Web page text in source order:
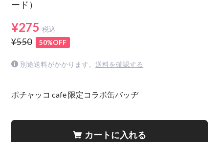
ード）
¥275 税込
¥550 50%OFF
別途送料がかかります。 送料を確認する
ポチャッコ cafe 限定コラボ缶バッヂ
カートに入れる